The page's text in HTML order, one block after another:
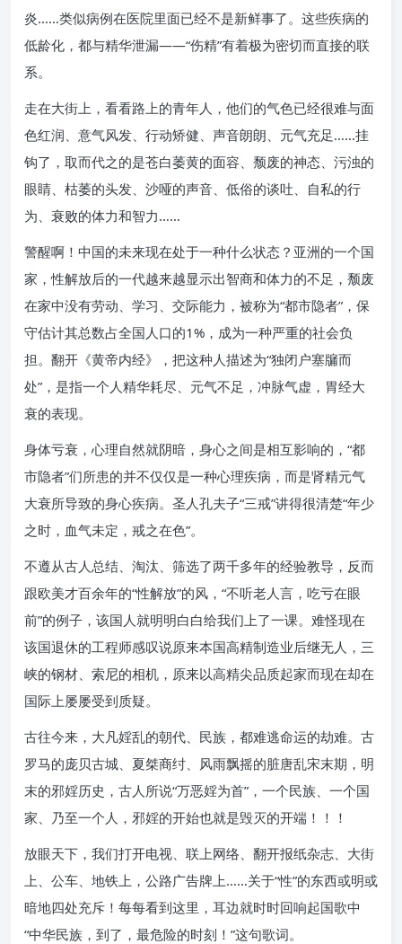
炎……类似病例在医院里面已经不是新鲜事了。这些疾病的
低龄化，都与精华泄漏——“伤精”有着极为密切而直接的联
系。
走在大街上，看看路上的青年人，他们的气色已经很难与面
色红润、意气风发、行动矫健、声音朗朗、元气充足……挂
钩了，取而代之的是苍白萎黄的面容、颓废的神态、污浊的
眼睛、枯萎的头发、沙哑的声音、低俗的谈吐、自私的行
为、衰败的体力和智力……
警醒啊！中国的未来现在处于一种什么状态？亚洲的一个国
家，性解放后的一代越来越显示出智商和体力的不足，颓废
在家中没有劳动、学习、交际能力，被称为“都市隐者”，保
守估计其总数占全国人口的1%，成为一种严重的社会负
担。翻开《黄帝内经》，把这种人描述为“独闭户塞牖而
处”，是指一个人精华耗尽、元气不足，冲脉气虚，胃经大
衰的表现。
身体亏衰，心理自然就阴暗，身心之间是相互影响的，“都
市隐者”们所患的并不仅仅是一种心理疾病，而是肾精元气
大衰所导致的身心疾病。圣人孔夫子“三戒”讲得很清楚“年少
之时，血气未定，戒之在色”。
不遵从古人总结、淘汰、筛选了两千多年的经验教导，反而
跟欧美才百余年的“性解放”的风，“不听老人言，吃亏在眼
前”的例子，该国人就明明白白给我们上了一课。难怪现在
该国退休的工程师感叹说原来本国高精制造业后继无人，三
峡的钢材、索尼的相机，原来以高精尖品质起家而现在却在
国际上屡屡受到质疑。
古往今来，大凡婬乱的朝代、民族，都难逃命运的劫难。古
罗马的庞贝古城、夏桀商纣、风雨飘摇的脏唐乱宋末期，明
末的邪婬历史，古人所说“万恶婬为首”，一个民族、一个国
家、乃至一个人，邪婬的开始也就是毁灭的开端！！！
放眼天下，我们打开电视、联上网络、翻开报纸杂志、大街
上、公车、地铁上，公路广告牌上……关于“性”的东西或明或
暗地四处充斥！每每看到这里，耳边就时时回响起国歌中
“中华民族，到了，最危险的时刻！”这句歌词。